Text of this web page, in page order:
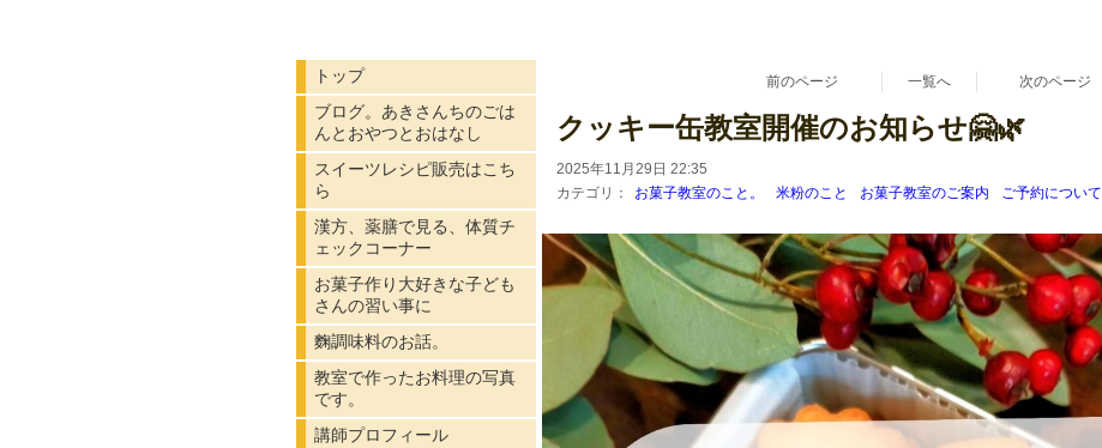
前のページ 一覧へ 次のページ
クッキー缶教室開催のお知らせ🤗🌿
2025年11月29日 22:35
カテゴリ：
お菓子教室のこと。 米粉のこと お菓子教室のご案内 ご予約について
トップ
ブログ。あきさんちのごは
んとおやつとおはなし
スイーツレシピ販売はこち
ら
漢方、薬膳で見る、体質チ
ェックコーナー
お菓子作り大好きな子ども
さんの習い事に
麴調味料のお話。
教室で作ったお料理の写真
です。
講師プロフィール